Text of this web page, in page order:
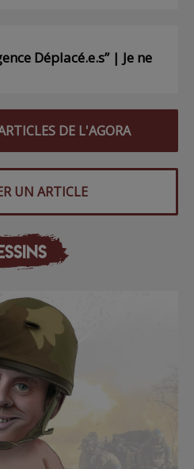
Déplacé.e.s” | Je ne
DE L'AGORA
UN ARTICLE